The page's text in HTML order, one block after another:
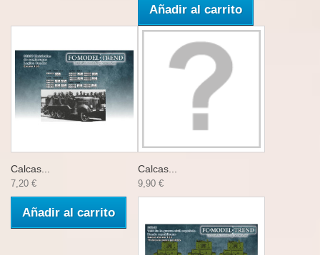
Añadir al carrito
Calcas...
7,20 €
Añadir al carrito
Calcas...
9,90 €